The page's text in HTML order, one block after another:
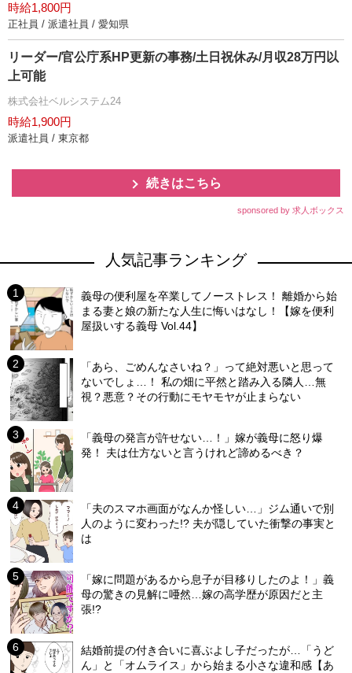
時給1,800円
正社員 / 派遣社員 / 愛知県
リーダー/官公庁系HP更新の事務/土日祝休み/月収28万円以
上可能
株式会社ベルシステム24
時給1,900円
派遣社員 / 東京都
続きはこちら
sponsored by 求人ボックス
人気記事ランキング
義母の便利屋を卒業してノーストレス！ 離婚から始
まる妻と娘の新たな人生に悔いはなし！【嫁を便利
屋扱いする義母 Vol.44】
「あら、ごめんなさいね？」って絶対悪いと思って
ないでしょ…！ 私の畑に平然と踏み入る隣人…無
視？悪意？その行動にモヤモヤが止まらない
「義母の発言が許せない…！」嫁が義母に怒り爆
発！ 夫は仕方ないと言うけれど諦めるべき？
「夫のスマホ画面がなんか怪しい…」ジム通いで別
人のように変わった!? 夫が隠していた衝撃の事実と
は
「嫁に問題があるから息子が目移りしたのよ！」義
母の驚きの見解に唖然…嫁の高学歴が原因だと主
張!?
結婚前提の付き合いに喜ぶよし子だったが…「うど
ん」と「オムライス」から始まる小さな違和感【あ